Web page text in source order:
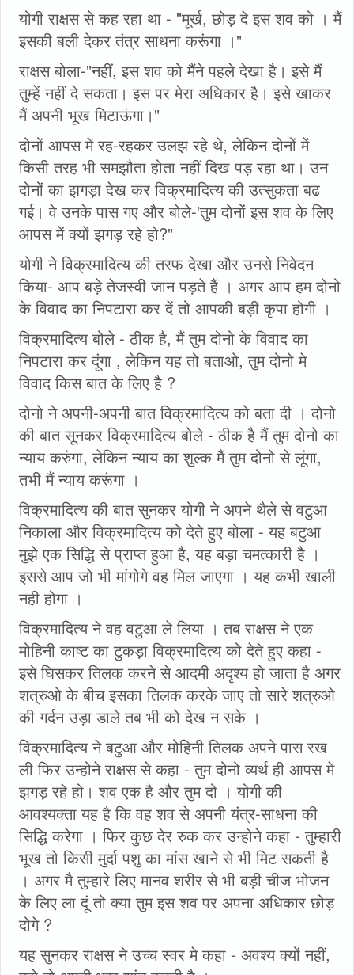
योगी राक्षस से कह रहा था - "मूर्ख, छोड़ दे इस शव को । मैं
इसकी बली देकर तंत्र साधना करूंगा ।"
राक्षस बोला-"नहीं, इस शव को मैंने पहले देखा है। इसे मैं
तुम्हें नहीं दे सकता। इस पर मेरा अधिकार है। इसे खाकर
मैं अपनी भूख मिटाऊंगा।"
दोनों आपस में रह-रहकर उलझ रहे थे, लेकिन दोनों में
किसी तरह भी समझौता होता नहीं दिख पड़ रहा था। उन
दोनों का झगड़ा देख कर विक्रमादित्य की उत्सुकता बढ
गई। वे उनके पास गए और बोले-'तुम दोनों इस शव के लिए
आपस में क्यों झगड़ रहे हो?"
योगी ने विक्रमादित्य की तरफ देखा और उनसे निवेदन
किया- आप बड़े तेजस्वी जान पड़ते हैं । अगर आप हम दोनो
के विवाद का निपटारा कर दें तो आपकी बड़ी कृपा होगी ।
विक्रमादित्य बोले - ठीक है, मैं तुम दोनो के विवाद का
निपटारा कर दूंगा , लेकिन यह तो बताओ, तुम दोनो मे
विवाद किस बात के लिए है ?
दोनो ने अपनी-अपनी बात विक्रमादित्य को बता दी । दोनो
की बात सूनकर विक्रमादित्य बोले - ठीक है मैं तुम दोनो का
न्याय करुंगा, लेकिन न्याय का शुल्क मैं तुम दोनो से लूंगा,
तभी मैं न्याय करूंगा ।
विक्रमादित्य की बात सुनकर योगी ने अपने थैले से वटुआ
निकाला और विक्रमादित्य को देते हुए बोला - यह बटुआ
मुझे एक सिद्धि से प्राप्त हुआ है, यह बड़ा चमत्कारी है ।
इससे आप जो भी मांगोगे वह मिल जाएगा । यह कभी खाली
नही होगा ।
विक्रमादित्य ने वह वटुआ ले लिया । तब राक्षस ने एक
मोहिनी काष्ट का टुकड़ा विक्रमादित्य को देते हुए कहा -
इसे घिसकर तिलक करने से आदमी अदृश्य हो जाता है अगर
शत्रुओ के बीच इसका तिलक करके जाए तो सारे शत्रुओ
की गर्दन उड़ा डाले तब भी को देख न सके ।
विक्रमादित्य ने बटुआ और मोहिनी तिलक अपने पास रख
ली फिर उन्होने राक्षस से कहा - तुम दोनो व्यर्थ ही आपस मे
झगड़ रहे हो। शव एक है और तुम दो । योगी की
आवश्यक्ता यह है कि वह शव से अपनी यंत्र-साधना की
सिद्धि करेगा । फिर कुछ देर रुक कर उन्होने कहा - तुम्हारी
भूख तो किसी मुर्दा पशु का मांस खाने से भी मिट सकती है
। अगर मै तुम्हारे लिए मानव शरीर से भी बड़ी चीज भोजन
के लिए ला दूं तो क्या तुम इस शव पर अपना अधिकार छोड़
दोगे ?
यह सुनकर राक्षस ने उच्च स्वर मे कहा - अवश्य क्यों नहीं,